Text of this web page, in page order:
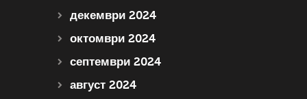
декември 2024
октомври 2024
септември 2024
август 2024